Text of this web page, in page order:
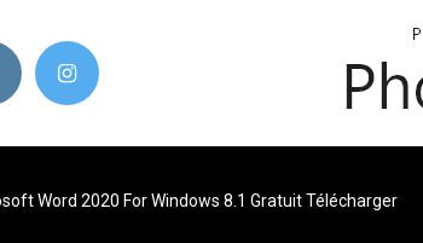
Word 2020 For Windows 8.1 Gratuit Télécharger